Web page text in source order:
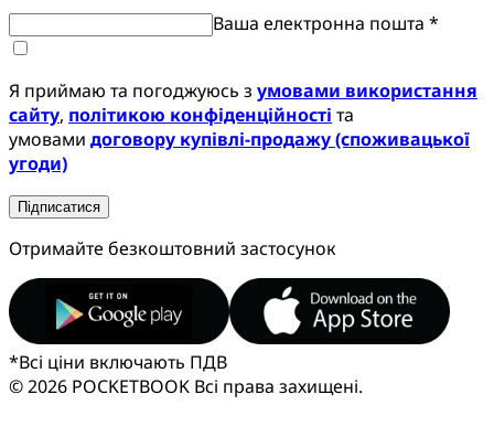
Ваша електронна пошта *
Я приймаю та погоджуюсь з умовами використання
сайту, політикою конфіденційності та
умовами договору купівлі-продажу (споживацької
угоди)
Підписатися
Отримайте безкоштовний застосунок
*Всі ціни включають ПДВ
© 2026 POCKETBOOK Всі права захищені.